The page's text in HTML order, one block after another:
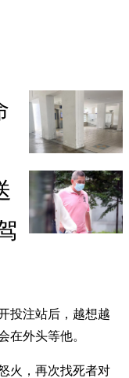
投注站后，越想越
在外头等他。
火，再次找死者对